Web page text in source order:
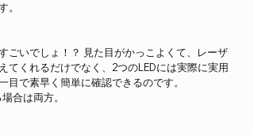
。
ごいでしょ！？ 見た目がかっこよくて、レーザ
てくれるだけでなく、2つのLEDには実際に実用
で素早く簡単に確認できるのです。
合は両方。